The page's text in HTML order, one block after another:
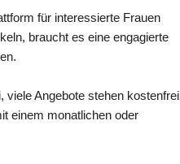
für interessierte Frauen
braucht es eine engagierte
Angebote stehen kostenfrei
einem monatlichen oder